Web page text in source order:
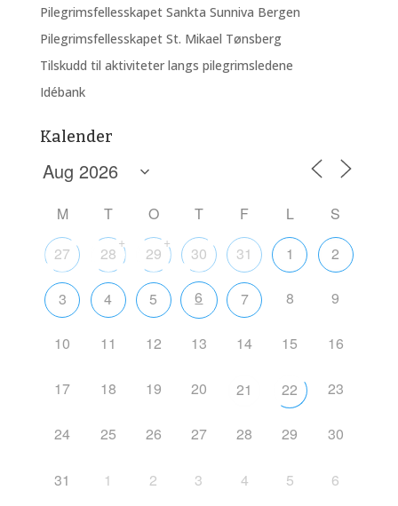
Pilegrimsfellesskapet Sankta Sunniva Bergen
Pilegrimsfellesskapet St. Mikael Tønsberg
Tilskudd til aktiviteter langs pilegrimsledene
Idébank
Kalender
M T O T F L
S
27
28
+
29
+
30 31 1 2
3 4 5 6 7 8 9
10 11 12 13 14 15 16
17 18 19 20 21 22 23
24 25 26 27 28 29 30
31 1 2 3 4 5 6